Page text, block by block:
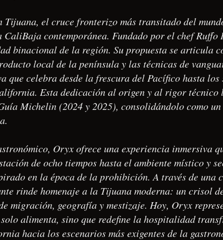
Tijuana, el cruce fronterizo más transitado del
CaliBaja contemporánea. Fundado por el chef
binacional de la región. Su propuesta se articula
local de la península y las técnicas de
que celebra desde la frescura del Pacífico hasta los
Esta dedicación al origen y al rigor técnico
Michelin (2024 y 2025), consolidándolo como
Oryx ofrece una experiencia inmersiva
de ocho tiempos hasta el ambiente místico y
en la época de la prohibición. A través de una
rinde homenaje a la Tijuana moderna: un crisol
migración, geografía y mestizaje. Hoy, Oryx
alimenta, sino que redefine la hospitalidad
hacia los escenarios más exigentes de la